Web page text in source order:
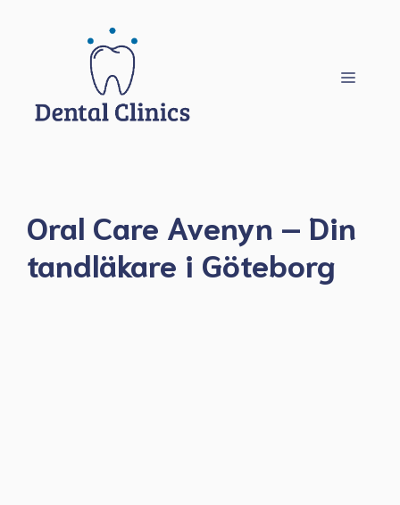
Meny
Oral Care Avenyn – Din
tandläkare i Göteborg